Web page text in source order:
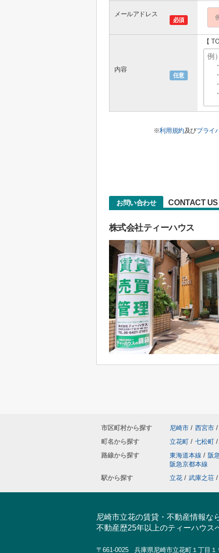
必須
メールアドレス
任意
内容
【
※利用規約及びプライ
お問い合わせ CONTACT US
株式会社ティーハウス
市区町村から探す 尼崎市 / 西宮市 /
町名から探す
立花町 / 七松町 /
路線から探す
東海道本線 / 阪
阪急京都本線
駅から探す
立花 / 武庫之荘 /
尼崎市立花の賃貸・不動産情報な
不動産歴25年以上のティーハウス
〒661-0025 兵庫県尼崎市立花町１丁目１